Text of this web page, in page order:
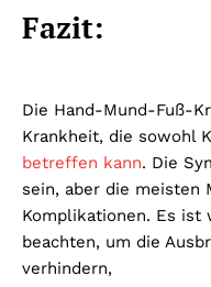
Fazit:
Die Hand-Mund-Fuß-
Krankheit, die sowohl
betreffen kann. Die
sein, aber die meisten
Komplikationen. Es ist
beachten, um die
verhindern,